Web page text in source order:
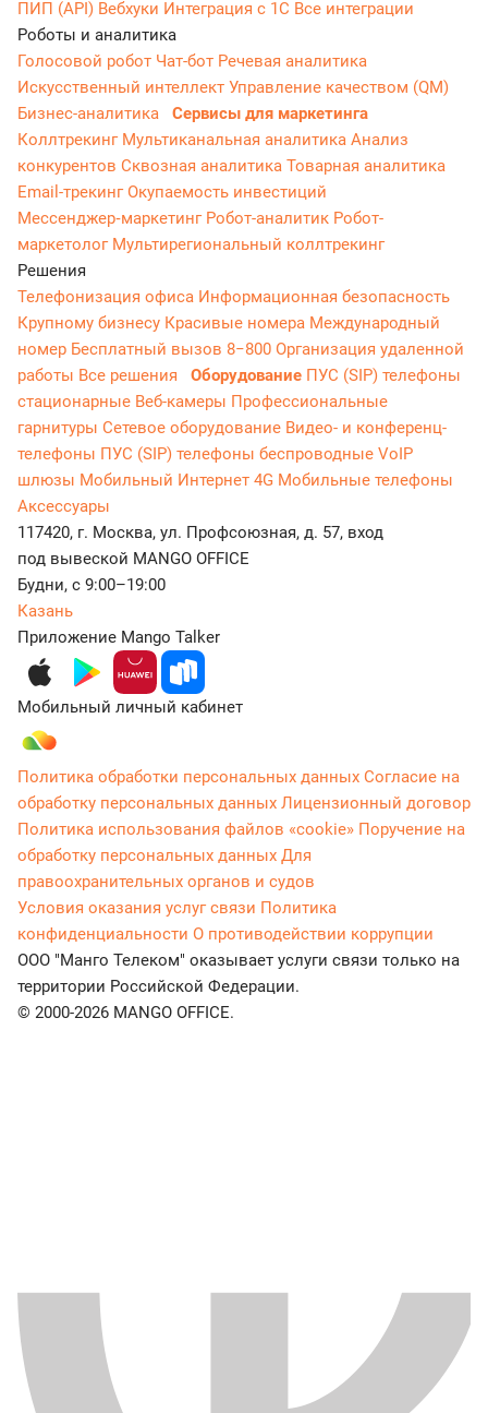
ПИП (API) Вебхуки Интеграция с 1С Все интеграции
Роботы и аналитика
Голосовой робот Чат-бот Речевая аналитика
Искусственный интеллект Управление качеством (QM)
Бизнес-аналитика
Сервисы для маркетинга
Коллтрекинг Мультиканальная аналитика Анализ
конкурентов Сквозная аналитика Товарная аналитика
Email-трекингОкупаемость инвестиций
Мессенджер‑маркетинг Робот-аналитик Робот-
маркетолог Мультирегиональный коллтрекинг
Решения
Телефонизация офиса Информационная безопасность
Крупному бизнесу Красивые номера Международный
номер Бесплатный вызов 8−800 Организация удаленной
работы Все решения Оборудование ПУС (SIP) телефоны
стационарные Веб-камеры Профессиональные
гарнитуры Сетевое оборудование Видео- и конференц-
телефоны ПУС (SIP) телефоны беспроводные VoIP
шлюзы Мобильный Интернет 4G Мобильные телефоны
Аксессуары
117420, г. Москва, ул. Профсоюзная, д. 57, вход
под вывеской MANGO OFFICE
Будни, с 9:00–19:00
Казань
Приложение Mango Talker
Мобильный личный кабинет
Политика обработки персональных данных Согласие на
обработку персональных данных Лицензионный договор
Политика использования файлов «cookie» Поручение на
обработку персональных данных Для
правоохранительных органов и судов
Условия оказания услуг связи Политика
конфиденциальности О противодействии коррупции
ООО "Манго Телеком" оказывает услуги связи только на
территории Российской Федерации.
© 2000-2026 MANGO OFFICE.